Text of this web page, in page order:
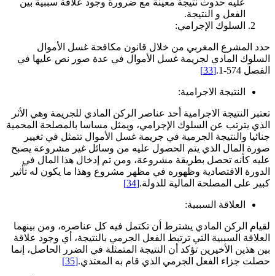
الفعل و النتيجة.
السلوك الإجرامي:
حدد المشرع المغربي من خلال قانون مكافحة غسل الأموال
السلوك المادي لجريمة غسل الأموال في عدة صور نص عليها في
الفصل 574-1.
[33]
النتيجة الاجرامية:
تعتبر النتيجة الاجرامية أحد عناصر الركن المادي للجريمة وهي الأثر
الذي يترتب عن السلوك الإجرامي، ويمثل مساسا بالمصلحة المحمية
جنائيا والنتيجة الجرمية في جريمة غسل الأموال تتمثل في تغيير
صورة المال الذي يتم الحصول عليه من وسائل غير مشروعة يصبح
عليه كأنه تحصل بطريقة مشروعة، ومن تم إدخال هذا المال في
الدورة الاقتصادية وظهوره في مظهر مشروع وهذا ما يكون له تأثير
كبير على المصلحة المالية للدولة.[34]
العلاقة السببية:
لقيام الركن المادي يشترط أن تكتمل فيه كل عناصره، ومن بينهما
العلاقة السببية التي ترتبط الفعل الجرمي بالنتيجة، أي وجود علاقة
بين هذين الأخيرين تؤكد أن النتيجة المتمثلة في الضرر الحاصل، إنما
حصلت جزاء الفعل الجرمي الذي قام به المعتدي.[35]